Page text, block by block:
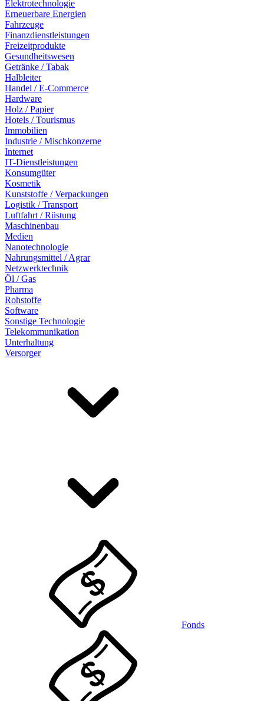
Elektrotechnologie
Erneuerbare Energien
Fahrzeuge
Finanzdienstleistungen
Freizeitprodukte
Gesundheitswesen
Getränke / Tabak
Halbleiter
Handel / E-Commerce
Hardware
Holz / Papier
Hotels / Tourismus
Immobilien
Industrie / Mischkonzerne
Internet
IT-Dienstleistungen
Konsumgüter
Kosmetik
Kunststoffe / Verpackungen
Logistik / Transport
Luftfahrt / Rüstung
Maschinenbau
Medien
Nanotechnologie
Nahrungsmittel / Agrar
Netzwerktechnik
Öl / Gas
Pharma
Rohstoffe
Software
Sonstige Technologie
Telekommunikation
Unterhaltung
Versorger
Fonds